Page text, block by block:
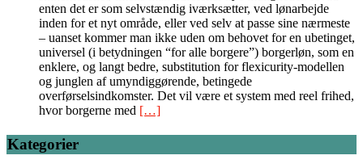
enten det er som selvstændig iværksætter, ved lønarbejde
inden for et nyt område, eller ved selv at passe sine nærmeste
– uanset kommer man ikke uden om behovet for en ubetinget,
universel (i betydningen “for alle borgere”) borgerløn, som en
enklere, og langt bedre, substitution for flexicurity-modellen
og junglen af umyndiggørende, betingede
overførselsindkomster. Det vil være et system med reel frihed,
hvor borgerne med […]
Kategorier